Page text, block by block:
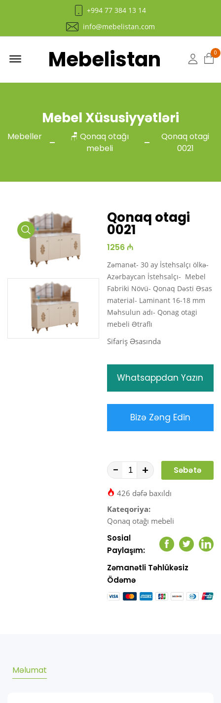
+994 77 384 13 14
info@mebelistan.com
Mebelistan 0
Mebel Xüsusiyyətləri
Mebeller
🪑 Qonaq otağı
mebeli
Qonaq otagi
0021
Media
Gallery
Qonaq otagi
0021
1256 ₼
Zəmanət- 30 ay İstehsalçı ölkə-
Azərbaycan İstehsalçı- Mebel
Fabriki Növü- Qonaq Dəsti Əsas
material- Laminant 16-18 mm
Məhsulun adı- Qonag otagi
mebeli Ətraflı
Sifariş Əsasında
Whatsappdan Yazın
Bizə Zəng Edin
- +
Səbətə
426 dəfə baxıldı
Kateqoriya:
Qonaq otağı mebeli
Sosial
Paylaşım:
Facebook
Twitter
Zəmanətli Təhlükəsiz
Ödəmə
Məlumat